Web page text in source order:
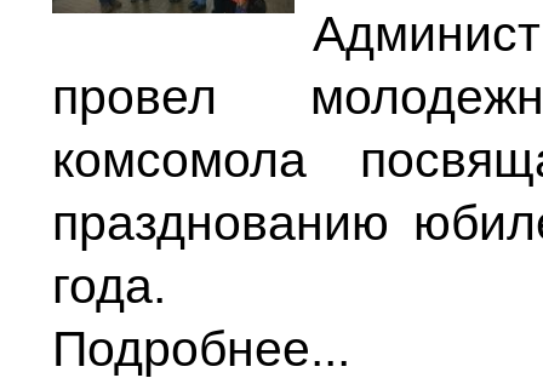
провел
комсомола
празднованию
года.
Подробнее...